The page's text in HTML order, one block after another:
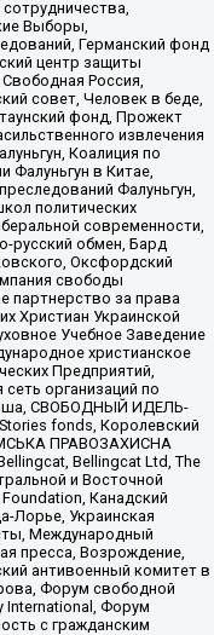
Выборы,
Германский фонд
центр защиты
Россия,
совет, Человек в беде,
фонд, Прожект
извлечения
Коалиция по
Фалуньгун в Китае,
Фалуньгун,
политических
современности,
русский обмен, Бард
Оксфордский
свободы
партнерство за права
Христиан Украинской
Учебное Заведение
христианское
Предприятий,
организаций по
СВОБОДНЫЙ ИДЕЛЬ-
fonds, Королевский
ПРАВОЗАХИСНА
Bellingcat Ltd, The
и Восточной
Канадский
Лорье, Украинская
Международный
пресса, Возрождение,
антивоенный комитет в
Форум свободной
International, Форум
с гражданским